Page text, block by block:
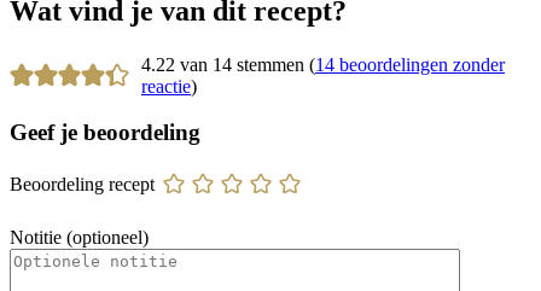
Wat vind je van dit recept?
4.22 van 14 stemmen (14 beoordelingen zonder
reactie)
Geef je beoordeling
Beoordeling recept
Notitie (optioneel)